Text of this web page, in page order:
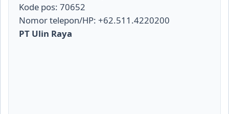
Kode pos: 70652
Nomor telepon/HP: +62.511.4220200
PT Ulin Raya